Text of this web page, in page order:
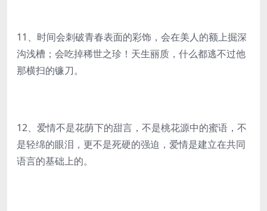
11、时间会刺破青春表面的彩饰，会在美人的额上掘深
沟浅槽；会吃掉稀世之珍！天生丽质，什么都逃不过他
那横扫的镰刀。
12、爱情不是花荫下的甜言，不是桃花源中的蜜语，不
是轻绵的眼泪，更不是死硬的强迫，爱情是建立在共同
语言的基础上的。